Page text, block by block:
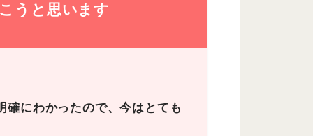
うと思います
確にわかったので、今はとても